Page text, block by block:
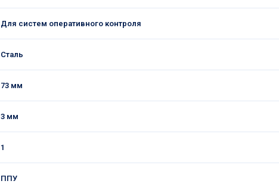
Для систем оперативного контроля
Сталь
73 мм
3 мм
1
ППУ